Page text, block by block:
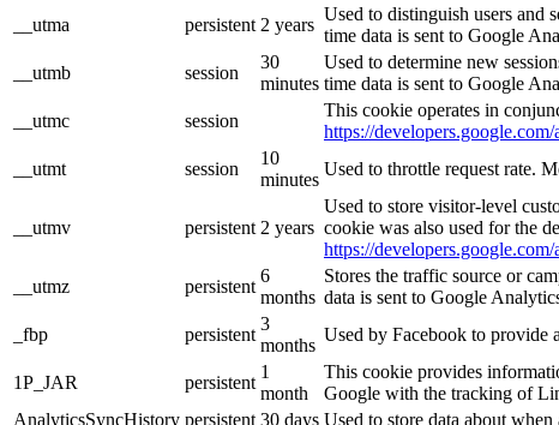
__utma
persistent 2 years
Used to distinguish users and
time data is sent to Google
__utmb
session
30
minutes
Used to determine new
time data is sent to Google
__utmc
session
This cookie operates in
https://
__utmt
session
10
minutes
Used to throttle request rate.
__utmv persistent 2 years
Used to store visitor-level
cookie was also used for the
https://
__utmz
persistent
6
months
Stores the traffic source or
data is sent to Google
_fbp
persistent
3
months
Used by Facebook to provide
1P_JAR persistent
1
month
This cookie provides
Google with the tracking of
AnalyticsSyncHistory persistent 30 days Used to store data about